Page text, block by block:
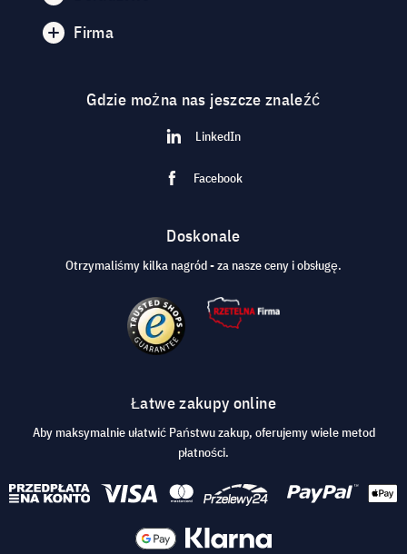
Firma
Gdzie można nas jeszcze znaleźć
LinkedIn
Facebook
Doskonale
Otrzymaliśmy kilka nagród - za nasze ceny i obsługę.
Łatwe zakupy online
Aby maksymalnie ułatwić Państwu zakup, oferujemy wiele metod
płatności.